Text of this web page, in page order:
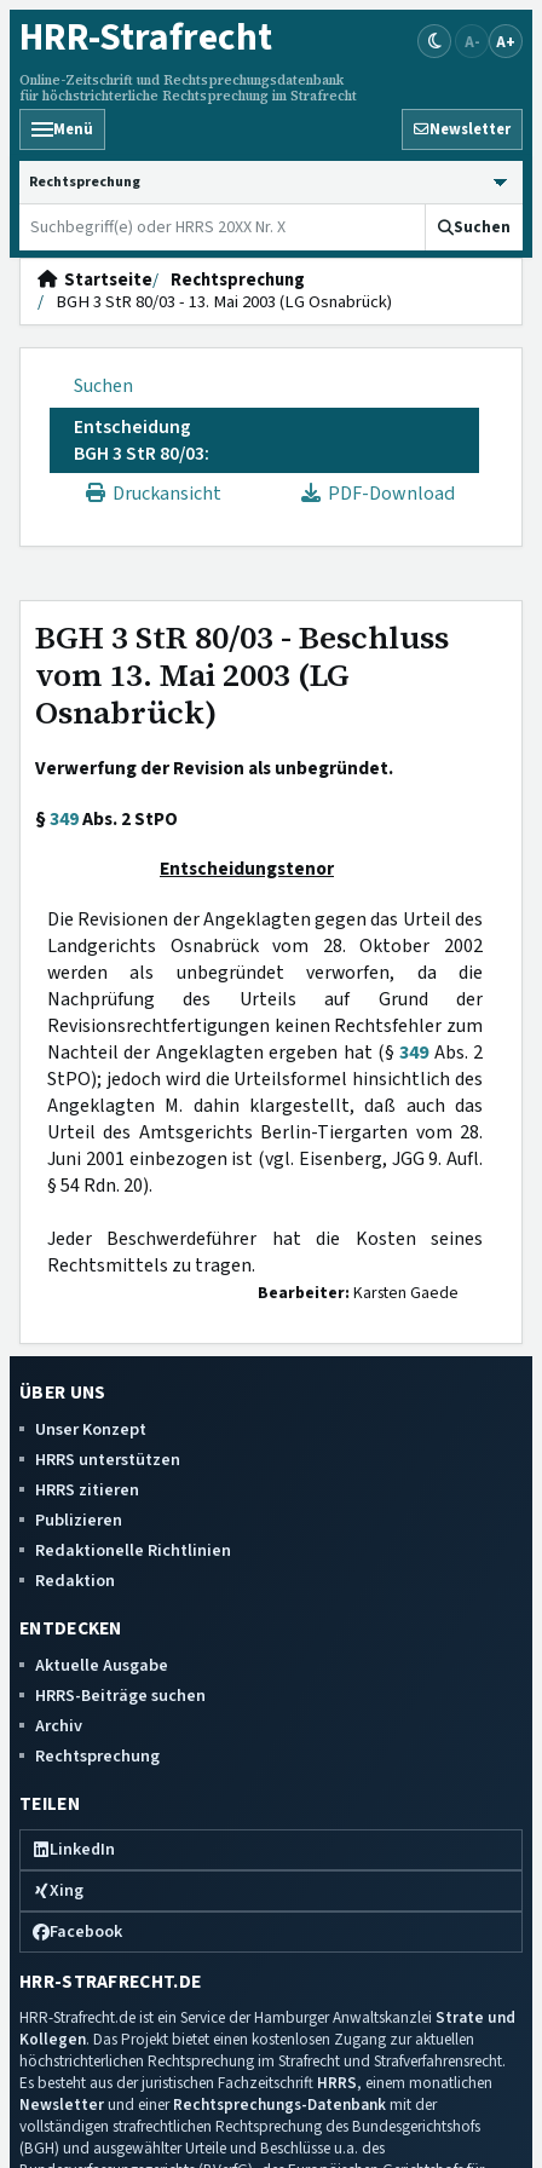
HRR-Strafrecht
Online-Zeitschrift und Rechtsprechungsdatenbank
für höchstrichterliche Rechtsprechung im Strafrecht
A- A+
Menü Newsletter
HRRS durchsuchen
Suchen
Startseite
Rechtsprechung
BGH 3 StR 80/03 - 13. Mai 2003 (LG Osnabrück)
Suchen
Entscheidung
BGH 3 StR 80/03:
Druckansicht
PDF-Download
BGH 3 StR 80/03 - Beschluss
vom 13. Mai 2003 (LG
Osnabrück)
Verwerfung der Revision als unbegründet.
§349Abs. 2 StPO
Entscheidungstenor
Die Revisionen der Angeklagten gegen das Urteil des
Landgerichts Osnabrück vom 28. Oktober 2002
werden als unbegründet verworfen, da die
Nachprüfung des Urteils auf Grund der
Revisionsrechtfertigungen keinen Rechtsfehler zum
Nachteil der Angeklagten ergeben hat (§349Abs. 2
StPO); jedoch wird die Urteilsformel hinsichtlich des
Angeklagten M. dahin klargestellt, daß auch das
Urteil des Amtsgerichts Berlin-Tiergarten vom 28.
Juni 2001 einbezogen ist (vgl. Eisenberg, JGG 9. Aufl.
§ 54 Rdn. 20).
Jeder Beschwerdeführer hat die Kosten seines
Rechtsmittels zu tragen.
Bearbeiter: Karsten Gaede
ÜBER UNS
Unser Konzept
HRRS unterstützen
HRRS zitieren
Publizieren
Redaktionelle Richtlinien
Redaktion
ENTDECKEN
Aktuelle Ausgabe
HRRS-Beiträge suchen
Archiv
Rechtsprechung
TEILEN
LinkedIn
Xing
Facebook
HRR-STRAFRECHT.DE
HRR-Strafrecht.de ist ein Service der Hamburger Anwaltskanzlei Strate und
Kollegen. Das Projekt bietet einen kostenlosen Zugang zur aktuellen
höchstrichterlichen Rechtsprechung im Strafrecht und Strafverfahrensrecht.
Es besteht aus der juristischen Fachzeitschrift HRRS, einem monatlichen
Newsletterund einerRechtsprechungs-Datenbankmit der
vollständigen strafrechtlichen Rechtsprechung des Bundesgerichtshofs
(BGH) und ausgewählter Urteile und Beschlüsse u.a. des